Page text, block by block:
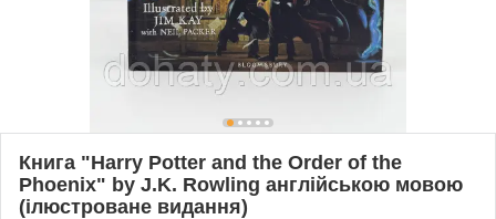
Книга "Harry Potter and the Order of the
Phoenix" by J.K. Rowling англійською мовою
(ілюстроване видання)